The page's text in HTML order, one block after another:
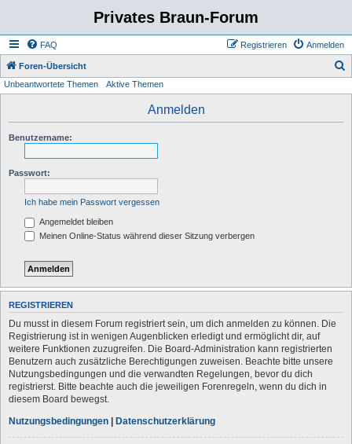
Privates Braun-Forum
FAQ Anmelden
Registrieren
Foren-Übersicht
Unbeantwortete Themen Aktive Themen
Anmelden
Benutzername:
Passwort:
Ich habe mein Passwort vergessen
Angemeldet bleiben
Meinen Online-Status während dieser Sitzung verbergen
REGISTRIEREN
Du musst in diesem Forum registriert sein, um dich anmelden zu können. Die
Registrierung ist in wenigen Augenblicken erledigt und ermöglicht dir, auf
weitere Funktionen zuzugreifen. Die Board-Administration kann registrierten
Benutzern auch zusätzliche Berechtigungen zuweisen. Beachte bitte unsere
Nutzungsbedingungen und die verwandten Regelungen, bevor du dich
registrierst. Bitte beachte auch die jeweiligen Forenregeln, wenn du dich in
diesem Board bewegst.
Nutzungsbedingungen | Datenschutzerklärung